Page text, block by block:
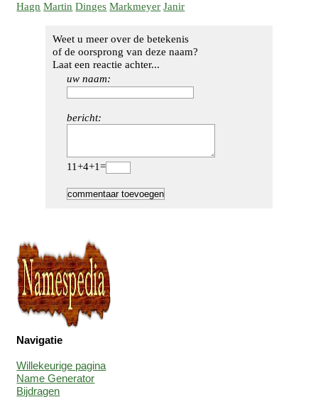
Hagn Martin Dinges Markmeyer Janir
Weet u meer over de betekenis
of de oorsprong van deze naam?
Laat een reactie achter...
uw naam:
bericht:
11+4+1=
Navigatie
Willekeurige pagina
Name Generator
Bijdragen